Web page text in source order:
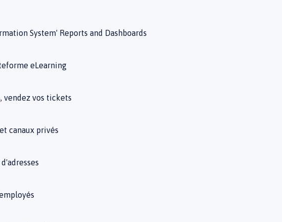
System' Reports and Dashboards
eLearning
vendez vos tickets
canaux privés